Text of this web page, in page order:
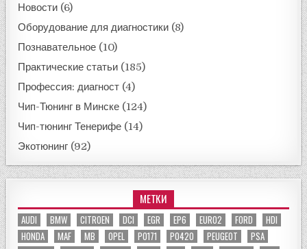
Новости (6)
Оборудование для диагностики (8)
Познавательное (10)
Практические статьи (185)
Профессия: диагност (4)
Чип-Тюнинг в Минске (124)
Чип-тюнинг Тенерифе (14)
Экотюнинг (92)
МЕТКИ
AUDI BMW CITROEN DCI EGR EP6 EURO2 FORD
HDI
HONDA
MAF MB OPEL P0171 P0420 PEUGEOT
PSA